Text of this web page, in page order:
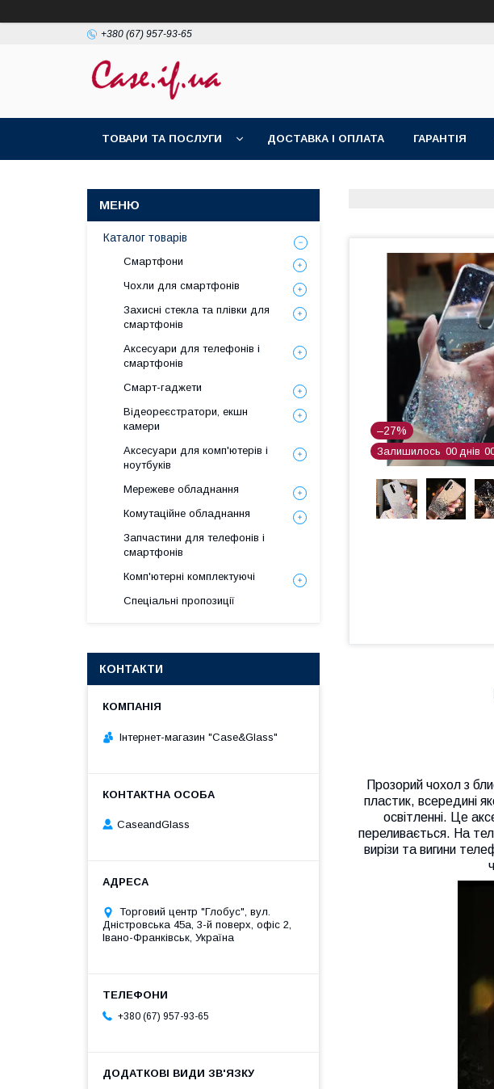
+380 (67) 957-93-65
ТОВАРИ ТА ПОСЛУГИ ДОСТАВКА І ОПЛАТА ГАРАНТІЯ
–27%
Залишилось 00 днів 0
Прозорий чохол з
пластик, всередині
освітленні. Це
переливається. На
вирізи та вигини
Каталог товарів
Смартфони
Чохли для смартфонів
Захисні стекла та плівки для
смартфонів
Аксесуари для телефонів і
смартфонів
Смарт-гаджети
Відеореєстратори, екшн
камери
Аксесуари для комп'ютерів і
ноутбуків
Мережеве обладнання
Комутаційне обладнання
Запчастини для телефонів і
смартфонів
Комп'ютерні комплектуючі
Спеціальні пропозиції
КОНТАКТИ
Інтернет-магазин "Case&Glass"
CaseandGlass
Торговий центр "Глобус", вул.
Дністровська 45а, 3-й поверх, офіс 2,
Івано-Франківськ, Україна
+380 (67) 957-93-65